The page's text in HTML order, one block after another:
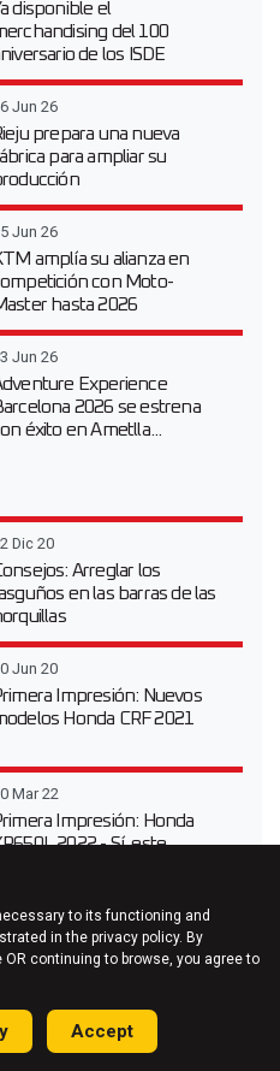
disponible el
del 100
de los ISDE
Jun 26
prepara una nueva
para ampliar su
Jun 26
amplía su alianza en
con Moto-
hasta 2026
Jun 26
Experience
2026 se estrena
éxito en Ametlla...
Dic 20
Arreglar los
en las barras de las
Jun 20
Impresión: Nuevos
Honda CRF 2021
Mar 22
Impresión: Honda
2022 - Sí, este
Jul 20
a Fondo: KTM 690
R
Sep 19
to its functioning and
in the privacy policy. By
continuing to browse, you agree to
Accept